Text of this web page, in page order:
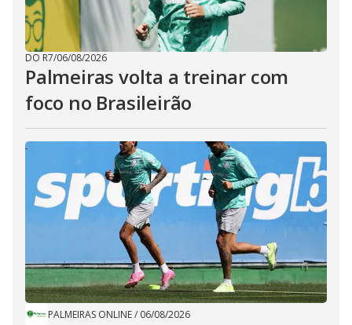
DO R7/06/08/2026
Palmeiras volta a treinar com
foco no Brasileirão
PALMEIRAS ONLINE/ 06/08/2026